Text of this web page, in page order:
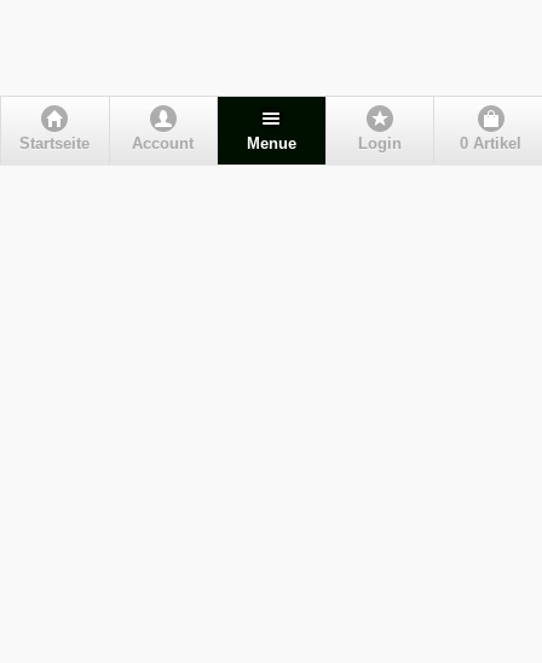
Kundenservice
Startseite Account Menue Login 0 Artikel